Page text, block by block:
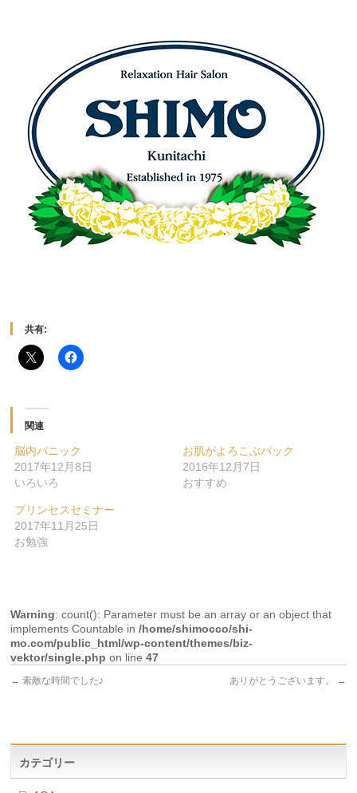
共有:
関連
脳内パニック
2017年12月8日
いろいろ
お肌がよろこぶパック
2016年12月7日
おすすめ
プリンセスセミナー
2017年11月25日
お勉強
Warning: count(): Parameter must be an array or an object that
implements Countable in/home/shimocco/shi-
mo.com/public_html/wp-content/themes/biz-
vektor/single.php on line47
← 素敵な時間でした♪ ありがとうございます。 →
カテゴリー